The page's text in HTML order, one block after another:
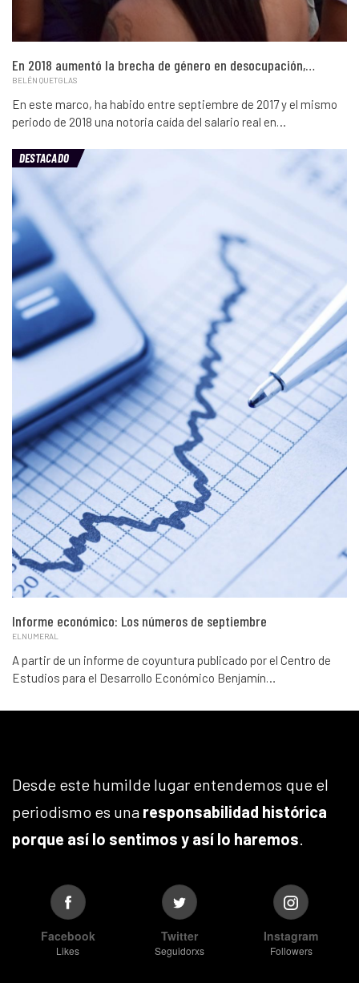
En 2018 aumentó la brecha de género en desocupación,…
BELÉN QUETGLAS
En este marco, ha habido entre septiembre de 2017 y el mismo
periodo de 2018 una notoria caída del salario real en…
DESTACADO
Informe económico: Los números de septiembre
ELNUMERAL
A partir de un informe de coyuntura publicado por el Centro de
Estudios para el Desarrollo Económico Benjamín…
Desde este humilde lugar entendemos que el
periodismo es una responsabilidad histórica
porque así lo sentimos y así lo haremos
Facebook
Likes
Twitter
Seguidorxs
Instagram
Followers